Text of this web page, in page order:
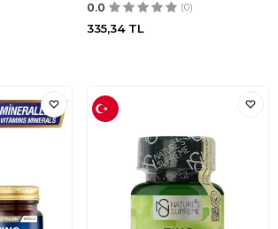
0.0 (0)
335,34TL